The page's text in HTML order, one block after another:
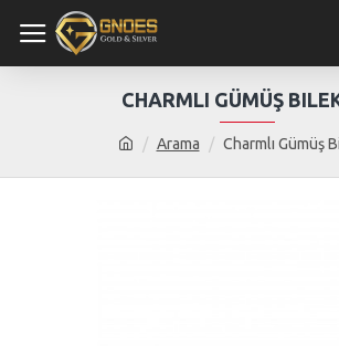
Arama Charmlı Gümüş
CHARMLI GÜMÜŞ